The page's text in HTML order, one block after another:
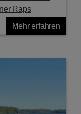
Raps
Mehr erfahren